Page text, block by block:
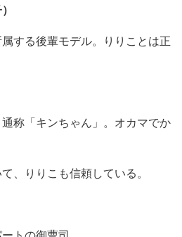
する後輩モデル。りりことは正
称「キンちゃん」。オカマでか
、りりこも信頼している。